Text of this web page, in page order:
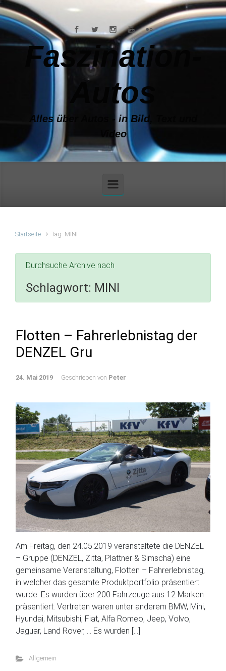
Zum Hauptinhalt springen
Faszination-
Autos
Alles über Autos - in Bild, Text und
Video
Startseite Tag: MINI
Durchsuche Archive nach
Schlagwort: MINI
Flotten – Fahrerlebnistag der
DENZEL Gru
24. Mai 2019 Geschrieben von Peter
Am Freitag, den 24.05.2019 veranstaltete die DENZEL
– Gruppe (DENZEL, Zitta, Plattner & Simscha) eine
gemeinsame Veranstaltung, Flotten – Fahrerlebnistag,
in welcher das gesamte Produktportfolio präsentiert
wurde. Es wurden über 200 Fahrzeuge aus 12 Marken
präsentiert. Vertreten waren unter anderem BMW, Mini,
Hyundai, Mitsubishi, Fiat, Alfa Romeo, Jeep, Volvo,
Jaguar, Land Rover, … Es wurden […]
Allgemein